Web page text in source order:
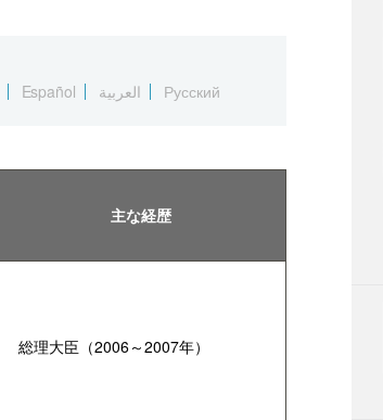
Español العربية Русский
主な経歴
総理大臣（2006～2007年）